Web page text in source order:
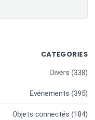
CATEGORIES
Divers (338)
Evénements (395)
Objets connectés (184)